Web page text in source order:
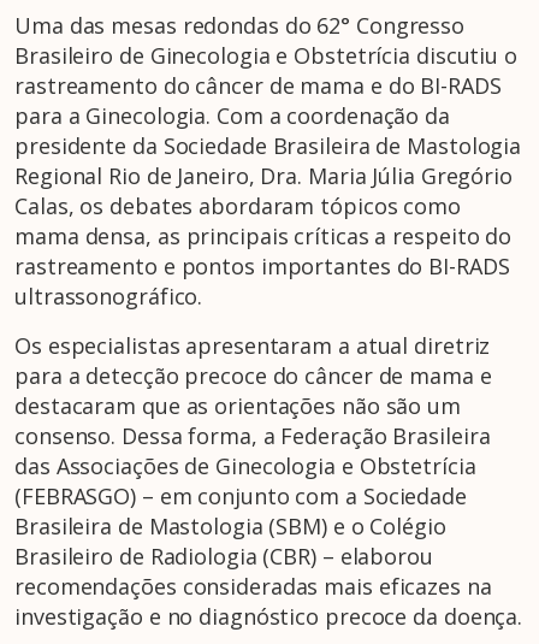
Uma das mesas redondas do 62° Congresso
Brasileiro de Ginecologia e Obstetrícia discutiu o
rastreamento do câncer de mama e do BI-RADS
para a Ginecologia. Com a coordenação da
presidente da Sociedade Brasileira de Mastologia
Regional Rio de Janeiro, Dra. Maria Júlia Gregório
Calas, os debates abordaram tópicos como
mama densa, as principais críticas a respeito do
rastreamento e pontos importantes do BI-RADS
ultrassonográfico.
Os especialistas apresentaram a atual diretriz
para a detecção precoce do câncer de mama e
destacaram que as orientações não são um
consenso. Dessa forma, a Federação Brasileira
das Associações de Ginecologia e Obstetrícia
(FEBRASGO) – em conjunto com a Sociedade
Brasileira de Mastologia (SBM) e o Colégio
Brasileiro de Radiologia (CBR) – elaborou
recomendações consideradas mais eficazes na
investigação e no diagnóstico precoce da doença.